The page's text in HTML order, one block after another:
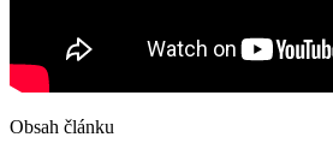
Obsah článku